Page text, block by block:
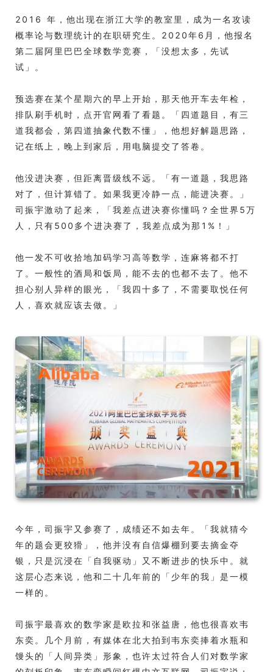
2016 年，他出现在浙江大学的教室里，成为一名攻读
概率论与数理统计的在职研究生。2020年6月，他报名
第二届阿里巴巴全球数学竞赛，「没想太多，先试
试」。
预选赛在某个星期六的早上开始，那天他开车去年检，
排队刷手机时，点开官网看了看题。「四道题目，有三
道我都会，第四道抽象代数不懂」，他想好解题思路，
记在纸上，晚上到家后，用电脑提交了答卷。
他没进决赛，但距离晋级线不远。「有一道题，我思路
对了，但计算错了。如果我更冷静一点，能进决赛。」
司振宇激动了起来，「我差点进决赛你懂吗？全世界5万
人，只有500多个进决赛了，我差点成为那1%！」
他一发不可收拾地加码学习高等数学，连麻将都不打
了。一般性的酒局和饭局，能不去的也都不去了。他不
担心别人异样的眼光，「我四十多了，不需要取悦任何
人，喜欢就应该去做。」
今年，司振宇又参赛了，成绩还不如去年。「我就猜今
年的题会更狡猾」，他并没有自信爆棚到要去摘金夺
银，只是沉浸在「自我驱动」又不断进步的快乐中。就
这层心态来说，他和二十几年前的「少年的我」是一模
一样的。
司振宇最喜欢的数学家是欧拉和张益唐，他也很喜欢韦
东奕。几个月前，有媒体在北大拍到韦东奕捧着水瓶和
馒头的「人间异类」形象，也许太过符合人们对数学家